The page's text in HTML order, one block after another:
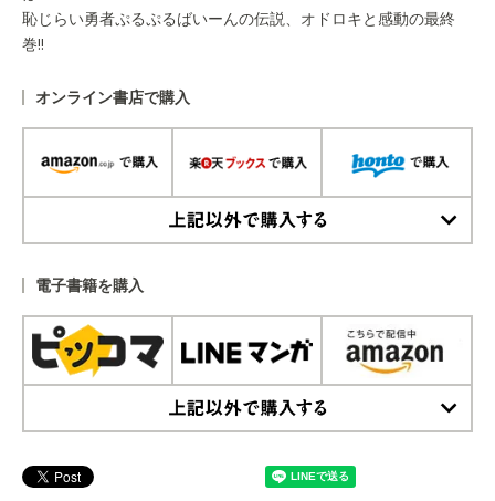
恥じらい勇者ぷるぷるばいーんの伝説、オドロキと感動の最終
巻!!
オンライン書店で購入
電子書籍を購入